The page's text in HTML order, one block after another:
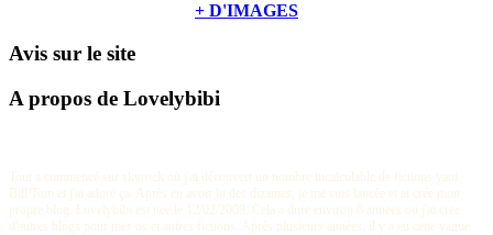
+ D'IMAGES
Avis sur le site
A propos de Lovelybibi
Tout a commencé sur skyrock où j'ai découvert un nombre incalculable de fictions yaoi
Bill/Tom et j'ai adoré ça. Après en avoir lu des dizaines, je me suis lancée et ai crée mon
propre blog. Lovelybibi est née le 12/02/2008. Cela a duré environ 6 années ou j'ai crée
d'autres blogs pour mes os et autres fictions. Après plusieurs années, il y a eu cette vague